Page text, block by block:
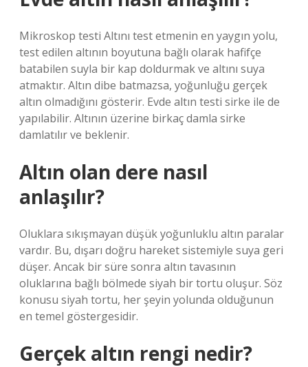
Mikroskop testi Altını test etmenin en yaygın yolu,
test edilen altının boyutuna bağlı olarak hafifçe
batabilen suyla bir kap doldurmak ve altını suya
atmaktır. Altın dibe batmazsa, yoğunluğu gerçek
altın olmadığını gösterir. Evde altın testi sirke ile de
yapılabilir. Altının üzerine birkaç damla sirke
damlatılır ve beklenir.
Altın olan dere nasıl
anlaşılır?
Oluklara sıkışmayan düşük yoğunluklu altın paralar
vardır. Bu, dışarı doğru hareket sistemiyle suya geri
düşer. Ancak bir süre sonra altın tavasının
oluklarına bağlı bölmede siyah bir tortu oluşur. Söz
konusu siyah tortu, her şeyin yolunda olduğunun
en temel göstergesidir.
Gerçek altın rengi nedir?